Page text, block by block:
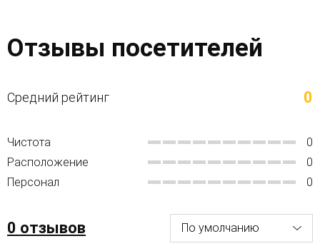
Отзывы посетителей
Средний рейтинг 0
Чистота
0
Расположение
0
Персонал
0
0 отзывов